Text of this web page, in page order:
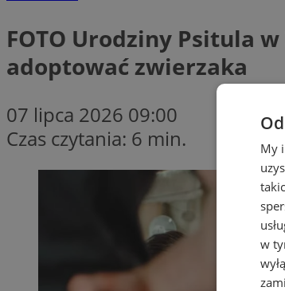
FOTO Urodziny Psitula w
adoptować zwierzaka
07 lipca 2026 09:00
Czas czytania: 6 min.
My
w